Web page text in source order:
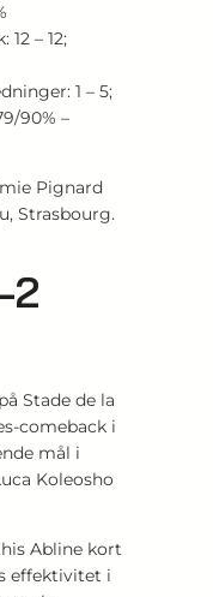
12 – 12;
1 – 5;
90% –
Pignard
Strasbourg.
Stade de la
i
mål i
Koleosho
Abline kort
effektivitet i